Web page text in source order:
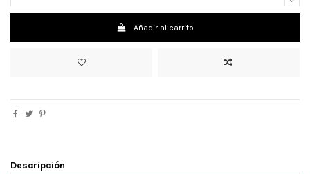
Añadir al carrito
Descripción